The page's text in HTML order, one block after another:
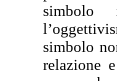
simbolo
simbolo
relazione